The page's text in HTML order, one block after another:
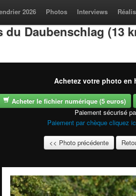
2026 Photos Interviews
du Daubenschlag (13
Achetez votre photo en
Acheter le fichier numérique (5 euros)
Paiement sécurisé
Paiement par chèque cliquez
<< Photo précédente